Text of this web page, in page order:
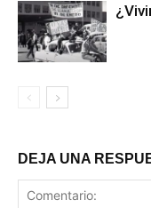
DEJA UNA